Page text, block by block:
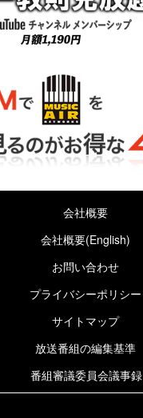
会社概要
会社概要(English)
お問い合わせ
プライバシーポリシー
サイトマップ
放送番組の編集基準
番組審議委員会議事録